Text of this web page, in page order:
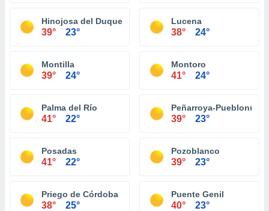
Hinojosa del Duque
39° 23°
Lucena
38° 24°
Montilla
39° 24°
Montoro
41° 24°
Palma del Río
41° 22°
Peñarroya-
39° 23°
Posadas
41° 22°
Pozoblanco
39° 23°
Priego de Córdoba
38° 25°
Puente Genil
40° 23°